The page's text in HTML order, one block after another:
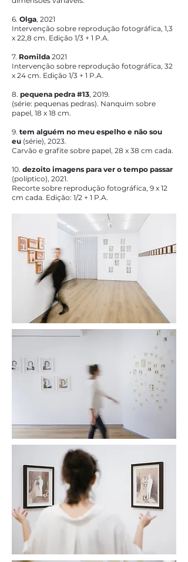
6. Olga, 2021
Intervenção sobre reprodução fotográfica, 1,3
x 22,8 cm. Edição 1/3 + 1 P.A.
7. Romilda 2021
Intervenção sobre reprodução fotográfica, 32
x 24 cm. Edição 1/3 + 1 P.A.
8. pequena pedra #13, 2019.
(série: pequenas pedras). Nanquim sobre
papel, 18 x 18 cm.
9. tem alguém no meu espelho e não sou
eu (série), 2023.
Carvão e grafite sobre papel, 28 x 38 cm cada.
10. dezoito imagens para ver o tempo passar
(políptico), 2021.
Recorte sobre reprodução fotográfica, 9 x 12
cm cada.​ Edição: 1/2 + 1 P.A.